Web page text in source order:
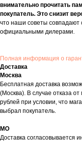
внимательно прочитать
покупатель. Это снизит
что наши советы
официальными дилерами.
Полная информация о
Доставка
Москва
Бесплатная доставка
(Москва). В случае отказа от
рублей при условии, что
выбрал покупатель.
МО
Доставка согласовывается